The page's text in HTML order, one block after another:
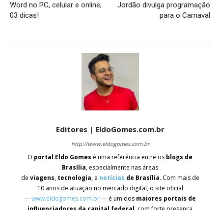
Word no PC, celular e online;
03 dicas!
Jordão divulga programação
para o Carnaval
Editores | EldoGomes.com.br
http://www.eldogomes.com.br
O portal Eldo Gomes é uma referência entre os blogs de
Brasília, especialmente nas áreas
de viagens, tecnologia, e notícias de Brasília. Com mais de
10 anos de atuação no mercado digital, o site oficial
—www.eldogomes.com.br— é um dos maiores portais de